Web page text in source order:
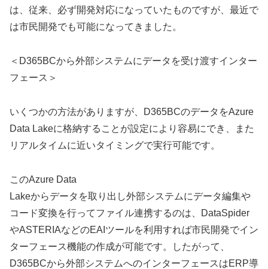
は、従来、必ず開発対応になっていたものですが、最近で
は市民開発でも可能になってきました。
＜D365BCから外部システムにデータを受け渡すインター
フェース＞
いくつかの方法がありますが、D365BCのデータをAzure
Data Lakeに格納することが設定により容易にでき、また
リアルタイムに近いタイミングで実行可能です。
このAzure Data
Lakeからデータを取り出し外部システムにデータ編集や
コード変換を行ってファイル連携するのは、DataSpider
やASTERIAなどのEAIツールを利用すれば市民開発でイン
ターフェース機能の作成が可能です。したがって、
D365BCから外部システムへのインターフェースはERP導